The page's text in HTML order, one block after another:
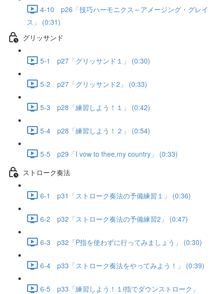
4-10 p26「技巧ハーモニクス～アメージング・グレイ
ス」 (0:31)
グリッサンド
5-1 p27「グリッサンド１」 (0:30)
5-2 p27「グリッサンド2」 (0:33)
5-3 p28「練習しよう！１」 (0:42)
5-4 p28「練習しよう！２」 (0:54)
5-5 p29「I vow to thee,my country」 (0:33)
ストローク奏法
6-1 p31「ストローク奏法の予備練習１」 (0:36)
6-2 p32「ストローク奏法の予備練習2」 (0:47)
6-3 p32「P指を使わずに行ってみましょう」 (0:30)
6-4 p33「ストローク奏法をやってみよう！」 (0:39)
6-5 p33「練習しよう！１i指でダウンストローク」